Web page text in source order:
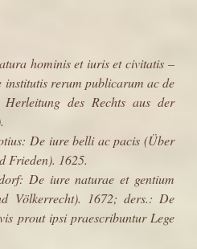
hominis et iuris et civitatis –
institutis rerum publicarum ac de
des Rechts aus der
De iure belli ac pacis (Über
Frieden). 1625.
De iure naturae et gentium
Völkerrecht). 1672; ders.: De
prout ipsi praescribuntur Lege